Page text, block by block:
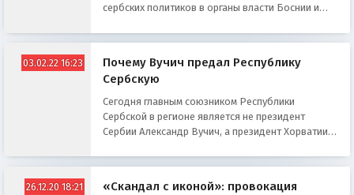
сербских политиков в органы власти Боснии и
03.02.22 16:23
Почему Вучич предал Республику
Сербскую
Сегодня главным союзником Республики
Сербской в регионе является не президент
Сербии Александр Вучич, а президент Хорватии
26.12.20 18:21
«Скандал с иконой»: провокация